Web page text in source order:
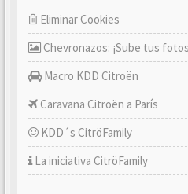
Eliminar Cookies
Chevronazos: ¡Sube tus
Macro KDD Citroën
Caravana Citroën a París
KDD´s CitröFamily
La iniciativa CitröFamily